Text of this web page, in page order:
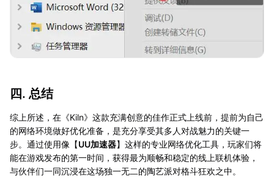
四. 总结
综上所述，在《Kiln》这款充满创意的佳作正式上线前，提前为自己
的网络环境做好优化准备，是充分享受其多人对战魅力的关键一
步。通过使用像【UU加速器】这样的专业网络优化工具，玩家们将
能在游戏发布的第一时间，获得最为顺畅和稳定的线上联机体验，
与伙伴们一同沉浸在这场独一无二的陶艺派对格斗狂欢之中。